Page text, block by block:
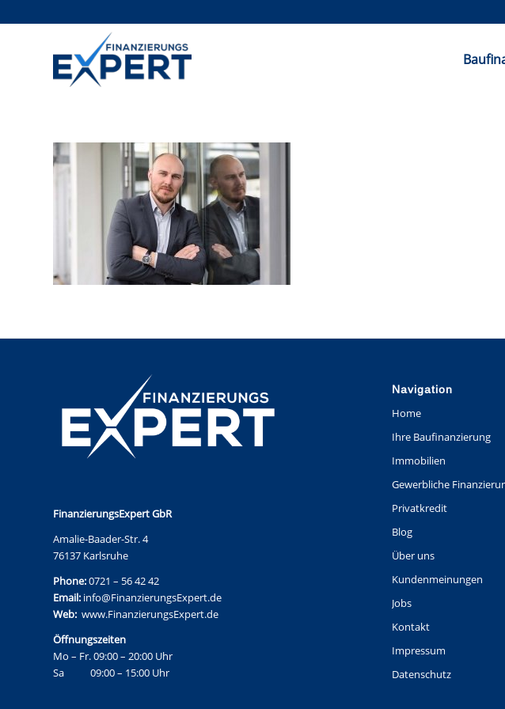
FinanzierungsExpert GbR
Amalie-Baader-Str. 4
76137 Karlsruhe
Phone:0721 – 56 42 42
Email: info@FinanzierungsExpert.de
Web: www.FinanzierungsExpert.de
Öffnungszeiten
Mo – Fr. 09:00 – 20:00 Uhr
Sa 09:00 – 15:00 Uhr
Navigation
Home
Ihre Baufinanzierung
Immobilien
Gewerbliche
Privatkredit
Blog
Über uns
Kundenmeinungen
Jobs
Kontakt
Impressum
Datenschutz